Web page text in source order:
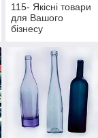
115- Якісні товари
для Вашого
бізнесу